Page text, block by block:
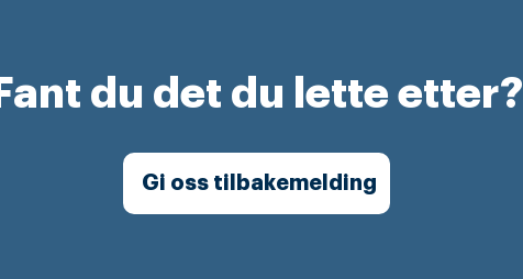
Fant du det du lette etter?
Gi oss tilbakemelding